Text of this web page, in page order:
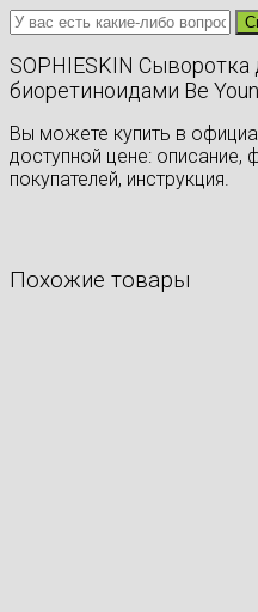
SOPHIESKIN Сыворотка
биоретиноидами Be
Вы можете купить в
доступной цене: описание,
покупателей, инструкция.
Похожие товары